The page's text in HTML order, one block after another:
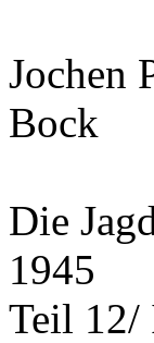
Jochen
Bock
Die
1945
Teil 12/